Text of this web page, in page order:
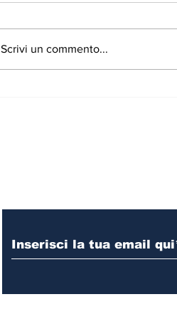
Scrivi un commento...